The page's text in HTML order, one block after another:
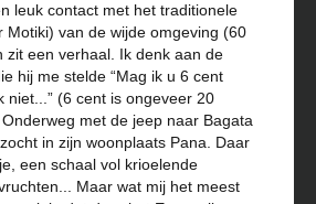
leuk contact met het traditionele
Motiki) van de wijde omgeving (60
zit een verhaal. Ik denk aan de
hij me stelde “Mag ik u 6 cent
niet...” (6 cent is ongeveer 20
met de jeep naar Bagata
in zijn woonplaats Pana. Daar
een schaal vol krioelende
Maar wat mij het meest